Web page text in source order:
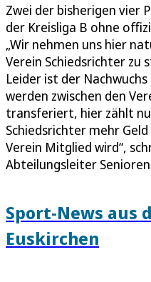
Zwei der bisherigen vier
der Kreisliga B ohne
„Wir nehmen uns hier
Verein Schiedsrichter zu
Leider ist der
werden zwischen den
transferiert, hier zählt
Schiedsrichter mehr
Verein Mitglied wird“,
Abteilungsleiter
Sport-News aus
Euskirchen